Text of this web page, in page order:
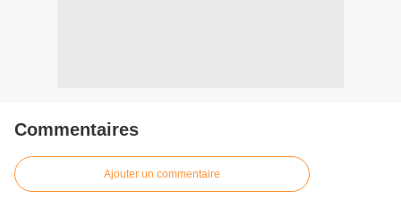
Commentaires
Ajouter un commentaire